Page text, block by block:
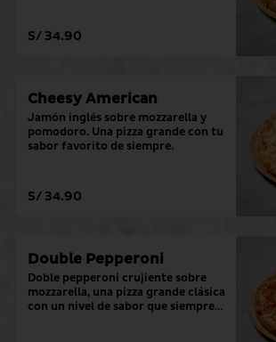
S/ 34.90
Cheesy American
Jamón inglés sobre mozzarella y
pomodoro. Una pizza grande con tu
sabor favorito de siempre.
S/ 34.90
Double Pepperoni
Doble pepperoni crujiente sobre
mozzarella, una pizza grande clásica
con un nivel de sabor que siempre